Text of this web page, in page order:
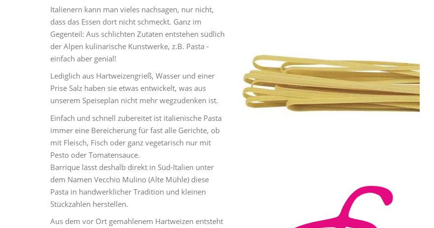
Italienern kann man vieles nachsagen, nur nicht,
dass das Essen dort nicht schmeckt. Ganz im
Gegenteil: Aus schlichten Zutaten entstehen südlich
der Alpen kulinarische Kunstwerke, z.B. Pasta -
einfach aber genial!
Lediglich aus Hartweizengrieß, Wasser und einer
Prise Salz haben sie etwas entwickelt, was aus
unserem Speiseplan nicht mehr wegzudenken ist.
Einfach und schnell zubereitet ist italienische Pasta
immer eine Bereicherung für fast alle Gerichte, ob
mit Fleisch, Fisch oder ganz vegetarisch nur mit
Pesto oder Tomatensauce.
Barrique lässt deshalb direkt in Süd-Italien unter
dem Namen Vecchio Mulino (Alte Mühle) diese
Pasta in handwerklicher Tradition und kleinen
Stückzahlen herstellen.
Aus dem vor Ort gemahlenem Hartweizen entsteht